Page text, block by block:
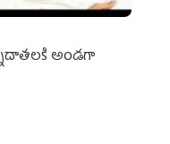
అండగా